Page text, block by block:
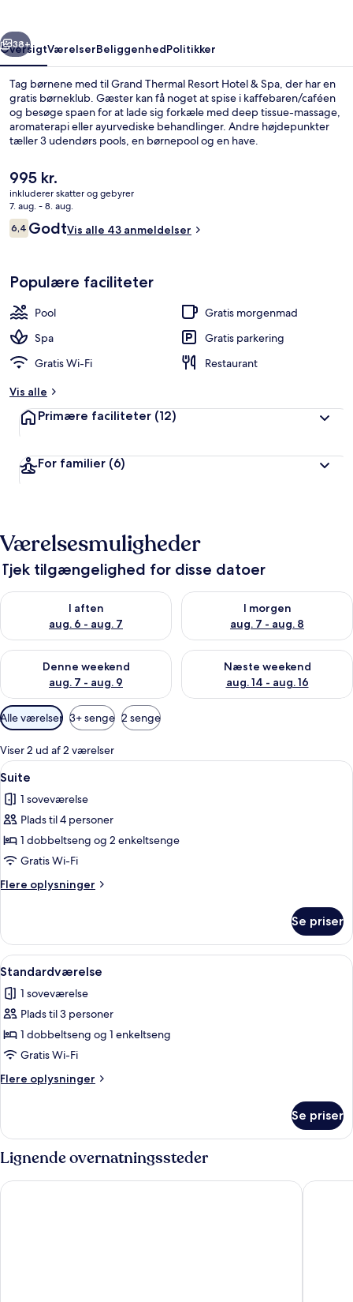
Næste
38+
OversigtVærelserBeliggenhedPolitikker
Tag børnene med til Grand Thermal Resort Hotel & Spa, der har en
gratis børneklub. Gæster kan få noget at spise i kaffebaren/caféen
og besøge spaen for at lade sig forkæle med deep tissue-massage,
aromaterapi eller ayurvediske behandlinger. Andre højdepunkter
tæller 3 udendørs pools, en børnepool og en have.
Den
nuværende
pris
er
995 kr.
995 kr.
inkluderer skatter og gebyrer
7. aug. - 8. aug.
Anmeldelser
6,46,4 ud af 10.
GodtVis alle 43 anmeldelser
Populære faciliteter
Pool
Gratis morgenmad
Spa
Gratis parkering
Gratis Wi-Fi
Restaurant
Vis alle
Primære faciliteter (12)
For familier (6)
Værelsesmuligheder
Tjek tilgængelighed for disse datoer
I aften
aug. 6 - aug. 7
Tjek tilgængelighed for i aften aug. 6 - aug. 7
I morgen
aug. 7 - aug. 8
Tjek tilgængelighed for i
Denne weekend
aug. 7 - aug. 9
Tjek tilgængelighed for denne weekend aug. 7 - aug. 9
Næste weekend
aug. 14 - aug. 16
Tjek tilgængelighed for næste
Tilgængelige
filtre
for
værelser
Alle værelser 3+ senge 2 senge
Viser 2 ud af 2 værelser
Indlæs
alle
billeder
af
Suite
Et hotelværelse med sofa, lænestole,
5
Suite
1 soveværelse
Plads til 4 personer
1 dobbeltseng og 2 enkeltsenge
Gratis Wi-Fi
Flere oplysninger
Flere
Se priser
Indlæs
alle
billeder
af
Standardværelse
Et hotelværelse med en seng, et
4
Standardværelse
1 soveværelse
Plads til 3 personer
1 dobbeltseng og 1 enkeltseng
Gratis Wi-Fi
Flere oplysninger
Flere
Se priser
Lignende overnatningssteder
Lova Hotel SPA Thermal